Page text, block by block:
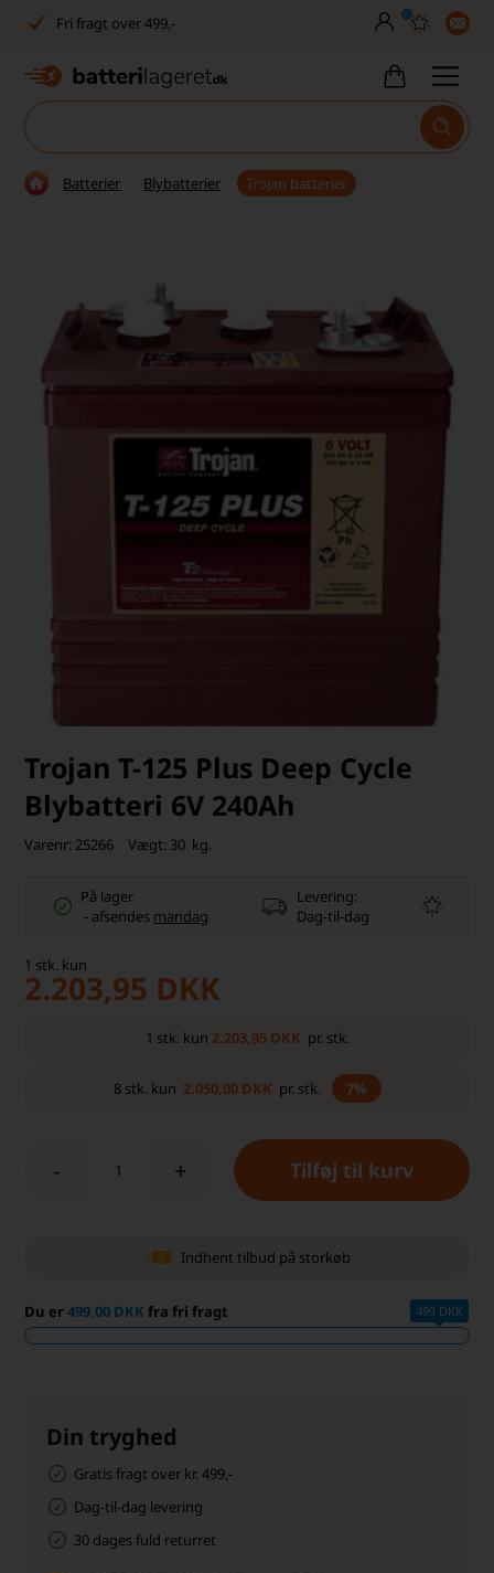
Fri fragt over 499,-
Dansk lager
Fri fragt over 499,-
Tlf. er lukket uge 27-32
1040+ glade kunder på Trustpilot
0
Batterier Blybatterier Trojan batterier
Trojan T-125 Plus Deep Cycle
Blybatteri 6V 240Ah
Varenr: 25266 Vægt: 30 kg.
På lager
- afsendes mandag
Levering:
Dag-til-dag
1 stk. kun
2.203,95 DKK
1 stk. kun 2.203,95 DKK pr. stk.
8 stk. kun 2.050,00 DKK pr. stk. 7%
- +
Indhent tilbud på storkøb
Du er499,00 DKK fra fri fragt 499 DKK
Din tryghed
Gratis fragt over kr. 499,-
Dag-til-dag levering
30 dages fuld returret